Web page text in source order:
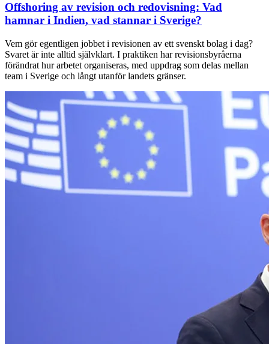
Offshoring av revision och redovisning: Vad
hamnar i Indien, vad stannar i Sverige?
Vem gör egentligen jobbet i revisionen av ett svenskt bolag i dag?
Svaret är inte alltid självklart. I praktiken har revisionsbyråerna
förändrat hur arbetet organiseras, med uppdrag som delas mellan
team i Sverige och långt utanför landets gränser.